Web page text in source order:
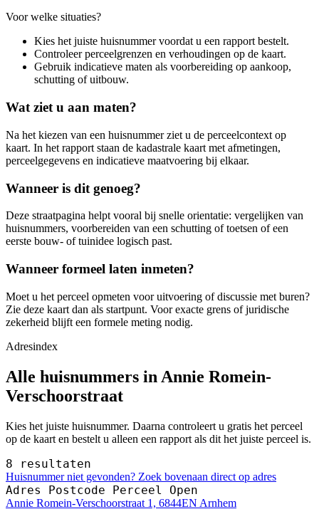
Voor welke situaties?
Kies het juiste huisnummer voordat u een rapport bestelt.
Controleer perceelgrenzen en verhoudingen op de kaart.
Gebruik indicatieve maten als voorbereiding op aankoop,
schutting of uitbouw.
Wat ziet u aan maten?
Na het kiezen van een huisnummer ziet u de perceelcontext op
kaart. In het rapport staan de kadastrale kaart met afmetingen,
perceelgegevens en indicatieve maatvoering bij elkaar.
Wanneer is dit genoeg?
Deze straatpagina helpt vooral bij snelle orientatie: vergelijken van
huisnummers, voorbereiden van een schutting of toetsen of een
eerste bouw- of tuinidee logisch past.
Wanneer formeel laten inmeten?
Moet u het perceel opmeten voor uitvoering of discussie met buren?
Zie deze kaart dan als startpunt. Voor exacte grens of juridische
zekerheid blijft een formele meting nodig.
Adresindex
Alle huisnummers in Annie Romein-
Verschoorstraat
Kies het juiste huisnummer. Daarna controleert u gratis het perceel
op de kaart en bestelt u alleen een rapport als dit het juiste perceel is.
8 resultaten
Huisnummer niet gevonden? Zoek bovenaan direct op adres
Adres Postcode Perceel Open
Annie Romein-Verschoorstraat 1, 6844EN Arnhem